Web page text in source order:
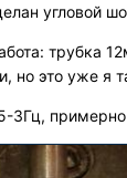
угловой
трубка
но это уже я
3Гц,